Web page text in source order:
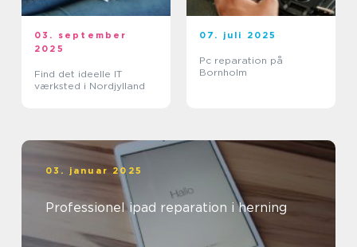
03. september
2025
Find det ideelle IT
værksted i Nordjylland
07. juli 2025
Pc reparation på
Bornholm
03. januar 2025
Professionel ipad reparation i herning